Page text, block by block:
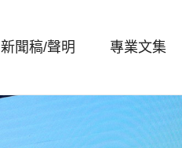
新聞稿/聲明 專業文集